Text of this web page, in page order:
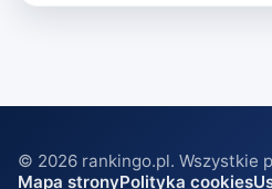
© 2026 rankingo.pl. Wszystkie
Mapa stronyPolityka cookies